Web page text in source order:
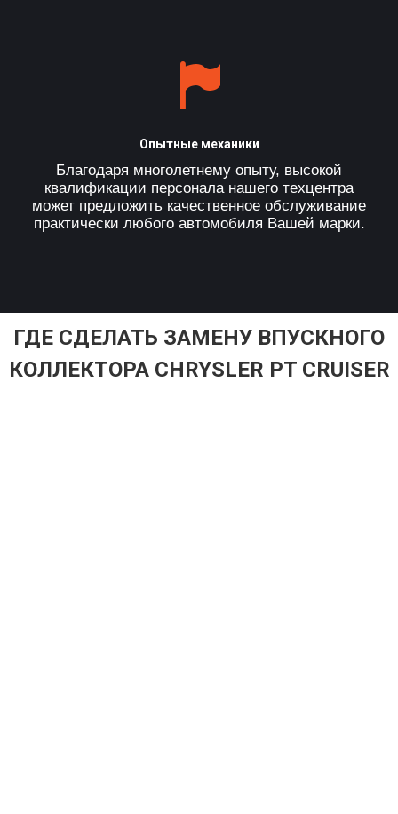
Опытные механики
Благодаря многолетнему опыту, высокой
квалификации персонала нашего техцентра
может предложить качественное обслуживание
практически любого автомобиля Вашей марки.
ГДЕ СДЕЛАТЬ ЗАМЕНУ ВПУСКНОГО
КОЛЛЕКТОРА CHRYSLER PT CRUISER